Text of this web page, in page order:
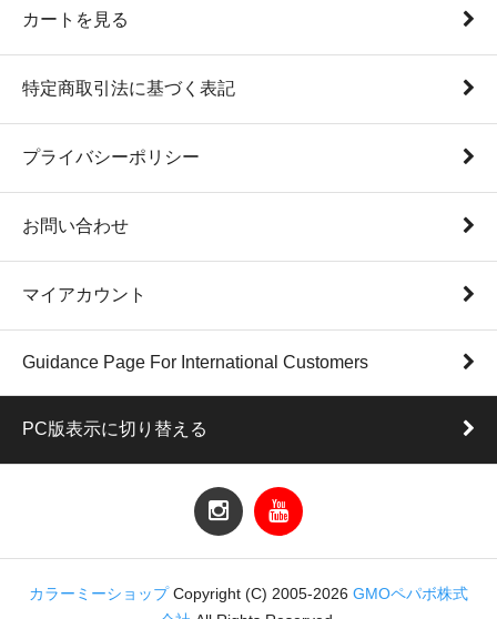
カートを見る
特定商取引法に基づく表記
プライバシーポリシー
お問い合わせ
マイアカウント
Guidance Page For International Customers
PC版表示に切り替える
カラーミーショップ Copyright (C) 2005-2026 GMOペパボ株式